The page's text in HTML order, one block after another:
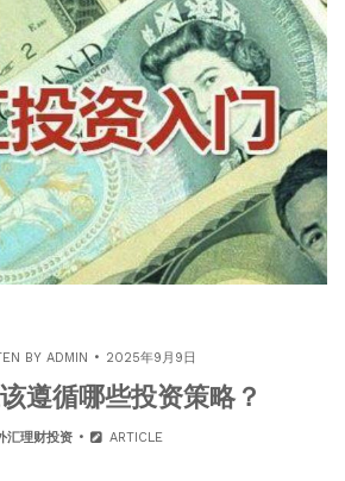
BY ADMIN 2025年9月9日
遵循哪些投资策略？
汇理财投资 ARTICLE